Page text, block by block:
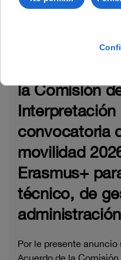
Miércoles, 01 de Julio
la Comisión
Interpretación
convocatoria
movilidad
Erasmus+
técnico, de
Por le presente
Acuerdo de la